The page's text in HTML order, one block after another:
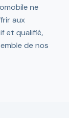
ne
aux
et qualifié,
de nos